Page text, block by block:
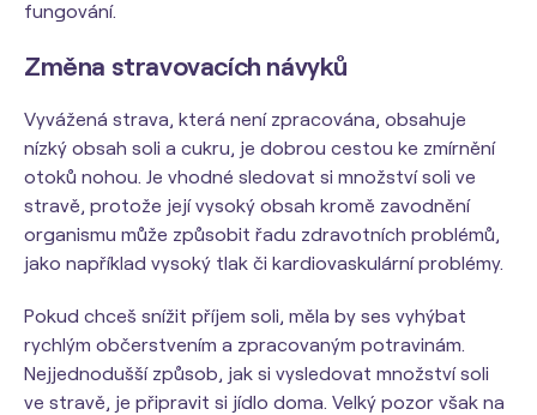
fungování.
Změna stravovacích návyků
Vyvážená strava, která není zpracována, obsahuje
nízký obsah soli a cukru, je dobrou cestou ke zmírnění
otoků nohou. Je vhodné sledovat si množství soli ve
stravě, protože její vysoký obsah kromě zavodnění
organismu může způsobit řadu zdravotních problémů,
jako například vysoký tlak či kardiovaskulární problémy.
Pokud chceš snížit příjem soli, měla by ses vyhýbat
rychlým občerstvením a zpracovaným potravinám.
Nejjednodušší způsob, jak si vysledovat množství soli
ve stravě, je připravit si jídlo doma. Velký pozor však na